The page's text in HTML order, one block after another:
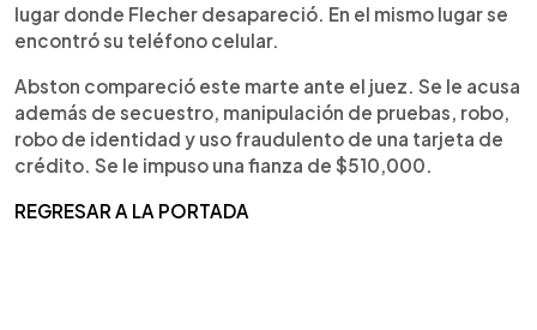
lugar donde Flecher desapareció. En el mismo lugar se
encontró su teléfono celular.
Abston compareció este marte ante el juez. Se le acusa
además de secuestro, manipulación de pruebas, robo,
robo de identidad y uso fraudulento de una tarjeta de
crédito. Se le impuso una fianza de $510,000.
REGRESAR A LA PORTADA